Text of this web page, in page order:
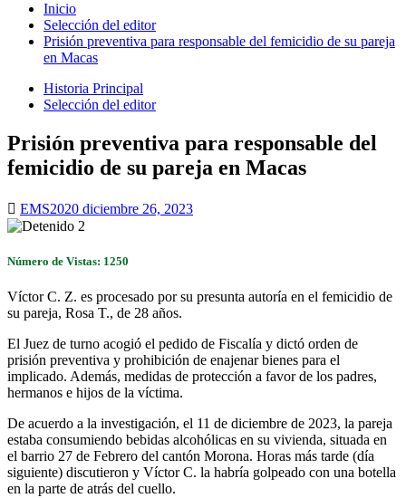
Inicio
Selección del editor
Prisión preventiva para responsable del femicidio de su pareja
en Macas
Historia Principal
Selección del editor
Prisión preventiva para responsable del
femicidio de su pareja en Macas
EMS2020 diciembre 26, 2023
Número de Vistas: 1250
Víctor C. Z. es procesado por su presunta autoría en el femicidio de
su pareja, Rosa T., de 28 años.
El Juez de turno acogió el pedido de Fiscalía y dictó orden de
prisión preventiva y prohibición de enajenar bienes para el
implicado. Además, medidas de protección a favor de los padres,
hermanos e hijos de la víctima.
De acuerdo a la investigación, el 11 de diciembre de 2023, la pareja
estaba consumiendo bebidas alcohólicas en su vivienda, situada en
el barrio 27 de Febrero del cantón Morona. Horas más tarde (día
siguiente) discutieron y Víctor C. la habría golpeado con una botella
en la parte de atrás del cuello.